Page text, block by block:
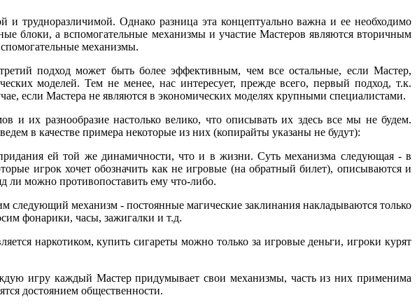
и трудноразличимой. Однако разница эта концептуально важна и ее необходимо
блоки, а вспомогательные механизмы и участие Мастеров являются вторичным
механизмы.
подход может быть более эффективным, чем все остальные, если Мастер,
моделей. Тем не менее, нас интересует, прежде всего, первый подход, т.к.
если Мастера не являются в экономических моделях крупными специалистами.
и их разнообразие настолько велико, что описывать их здесь все мы не будем.
в качестве примера некоторые из них (копирайты указаны не будут):
ей той же динамичности, что и в жизни. Суть механизма следующая - в
игрок хочет обозначить как не игровые (на обратный билет), описываются и
ли можно противопоставить ему что-либо.
следующий механизм - постоянные магические заклинания накладываются только
фонарики, часы, зажигалки и т.д.
наркотиком, купить сигареты можно только за игровые деньги, игроки курят
игру каждый Мастер придумывает свои механизмы, часть из них применима
достоянием общественности.